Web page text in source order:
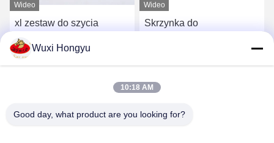
Wideo
xl zestaw do szycia
Narzędzia przenośne
domowe Narzędzia do
szycia przenośne małe
Porozmawiaj Teraz
Wideo
Skrzynka do
szycia 64 kolory Poliester
32 PCS Węzły z nici do
szycia i 32 PCS Węzły
wstępne Kolor
Wuxi Hongyu
10:18 AM
Good day, what product are you looking for?